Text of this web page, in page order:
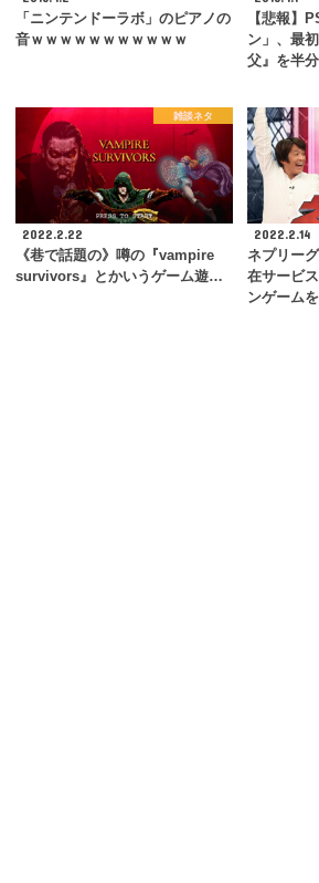
「ニンテンドーラボ」のピアノの
音ｗｗｗｗｗｗｗｗｗｗｗ
【悲報】
ン」、最
父』を半
雑談ネタ
2022.2.22
《巷で話題の》噂の『vampire
survivors』とかいうゲーム遊…
2022.2.14
ネプリー
在サービ
ンゲーム